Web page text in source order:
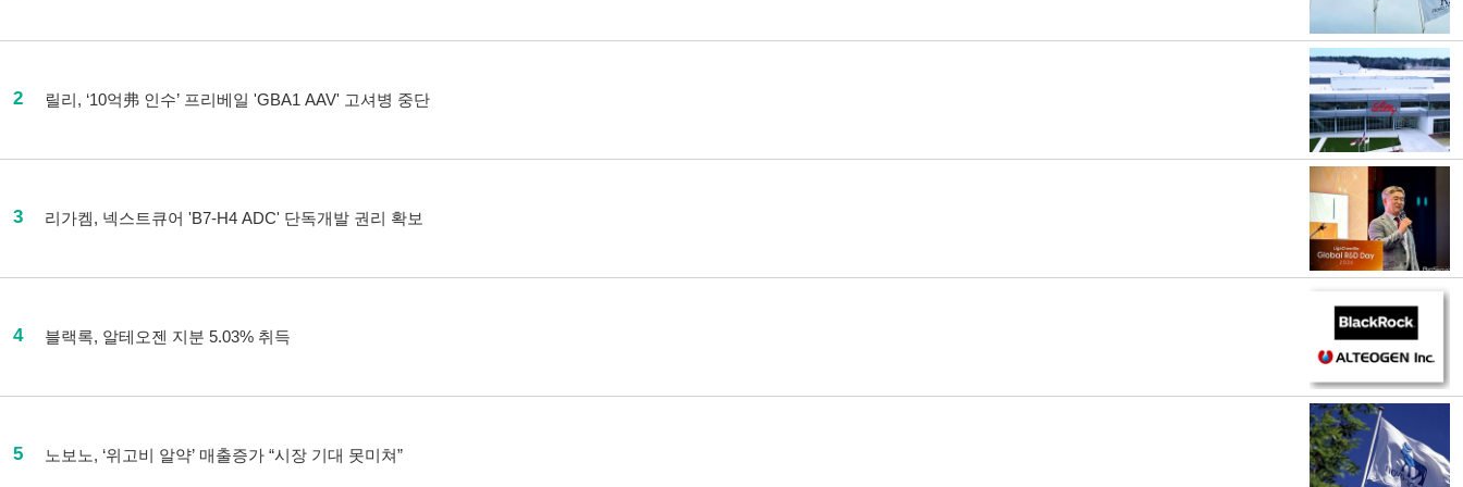
2 릴리, ‘10억弗 인수’ 프리베일 'GBA1 AAV' 고셔병 중단
3 리가켐, 넥스트큐어 'B7-H4 ADC' 단독개발 권리 확보
4 블랙록, 알테오젠 지분 5.03% 취득
5 노보노, ‘위고비 알약’ 매출증가 “시장 기대 못미쳐”